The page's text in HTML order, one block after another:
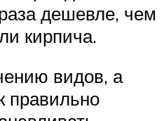
дешевле, чем
кирпича.
видов, а
правильно